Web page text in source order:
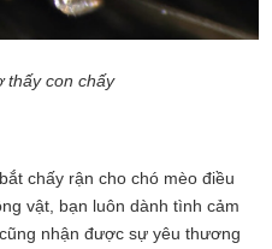
thấy con chấy
chấy rận cho chó mèo điều
vật, bạn luôn dành tình cảm
nhận được sự yêu thương